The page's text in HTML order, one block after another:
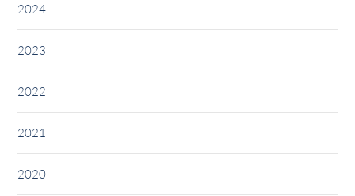
2024
2023
2022
2021
2020